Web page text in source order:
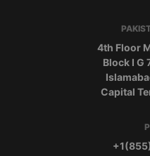
4th Floor
Block I G
Capital